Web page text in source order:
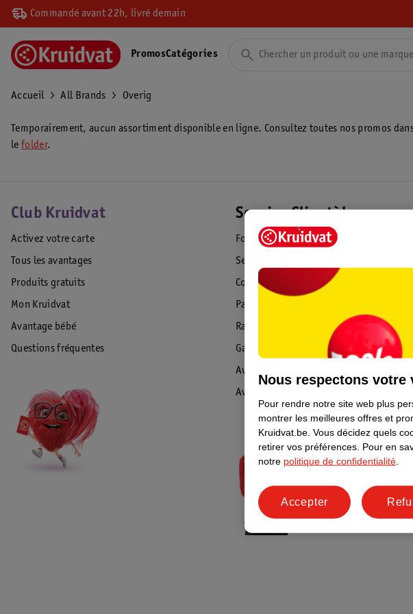
Commandé avant 22h, livré demain
PromosCatégories
Accueil All Brands Overig
Temporairement, aucun assortiment disponible en ligne. Consultez toutes nos promos
le folder.
Club Kruidvat
Activez votre carte
Tous les avantages
Produits gratuits
Mon Kruidvat
Avantage bébé
Questions fréquentes
Service Clientèle
Foire aux questions
Service Clientèle
Commande & Livraison
Paiement
Rappel & Retour
Garantie
Avis de sécurité
Avis
Nous respectons votre
Pour rendre notre site web plus
montrer les meilleures offres et
Kruidvat.be. Vous décidez quels
retirer vos préférences. Pour en
notre politique de confidentialité
Accepter